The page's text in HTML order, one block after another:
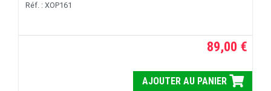
Réf. : XOP161
89,00 €
AJOUTER AU PANIER